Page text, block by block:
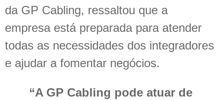
da GP Cabling, ressaltou que a
empresa está preparada para atender
todas as necessidades dos integradores
e ajudar a fomentar negócios.
“A GP Cabling pode atuar de